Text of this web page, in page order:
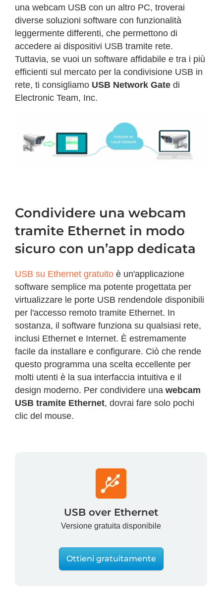
una webcam USB con un altro PC, troverai
diverse soluzioni software con funzionalità
leggermente differenti, che permettono di
accedere ai dispositivi USB tramite rete.
Tuttavia, se vuoi un software affidabile e tra i più
efficienti sul mercato per la condivisione USB in
rete, ti consigliamo USB Network Gate di
Electronic Team, Inc.
Condividere una webcam
tramite Ethernet in modo
sicuro con un’app dedicata
USB su Ethernet gratuito è un'applicazione
software semplice ma potente progettata per
virtualizzare le porte USB rendendole disponibili
per l'accesso remoto tramite Ethernet. In
sostanza, il software funziona su qualsiasi rete,
inclusi Ethernet e Internet. È estremamente
facile da installare e configurare. Ciò che rende
questo programma una scelta eccellente per
molti utenti è la sua interfaccia intuitiva e il
design moderno. Per condividere una webcam
USB tramite Ethernet, dovrai fare solo pochi
clic del mouse.
USB over Ethernet
Versione gratuita disponibile
Ottieni gratuitamente